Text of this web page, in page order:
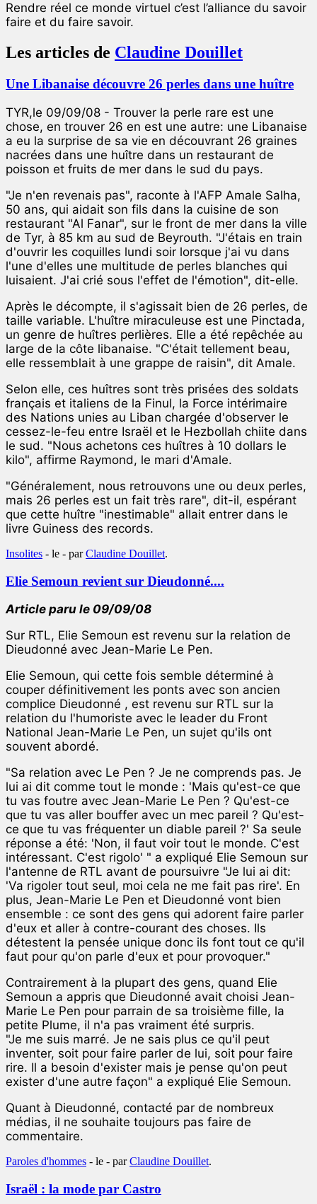
Rendre réel ce monde virtuel c’est l’alliance du savoir
faire et du faire savoir.
Les articles de Claudine Douillet
Une Libanaise découvre 26 perles dans une huître
TYR,le 09/09/08 - Trouver la perle rare est une
chose, en trouver 26 en est une autre: une Libanaise
a eu la surprise de sa vie en découvrant 26 graines
nacrées dans une huître dans un restaurant de
poisson et fruits de mer dans le sud du pays.
"Je n'en revenais pas", raconte à l'AFP Amale Salha,
50 ans, qui aidait son fils dans la cuisine de son
restaurant "Al Fanar", sur le front de mer dans la ville
de Tyr, à 85 km au sud de Beyrouth. "J'étais en train
d'ouvrir les coquilles lundi soir lorsque j'ai vu dans
l'une d'elles une multitude de perles blanches qui
luisaient. J'ai crié sous l'effet de l'émotion", dit-elle.
Après le décompte, il s'agissait bien de 26 perles, de
taille variable. L'huître miraculeuse est une Pinctada,
un genre de huîtres perlières. Elle a été repêchée au
large de la côte libanaise. "C'était tellement beau,
elle ressemblait à une grappe de raisin", dit Amale.
Selon elle, ces huîtres sont très prisées des soldats
français et italiens de la Finul, la Force intérimaire
des Nations unies au Liban chargée d'observer le
cessez-le-feu entre Israël et le Hezbollah chiite dans
le sud. "Nous achetons ces huîtres à 10 dollars le
kilo", affirme Raymond, le mari d'Amale.
"Généralement, nous retrouvons une ou deux perles,
mais 26 perles est un fait très rare", dit-il, espérant
que cette huître "inestimable" allait entrer dans le
livre Guiness des records.
Insolites - le - parClaudine Douillet.
Elie Semoun revient sur Dieudonné....
Article paru le 09/09/08
Sur RTL, Elie Semoun est revenu sur la relation de
Dieudonné avec Jean-Marie Le Pen.
Elie Semoun, qui cette fois semble déterminé à
couper définitivement les ponts avec son ancien
complice Dieudonné , est revenu sur RTL sur la
relation du l'humoriste avec le leader du Front
National Jean-Marie Le Pen, un sujet qu'ils ont
souvent abordé.
"Sa relation avec Le Pen ? Je ne comprends pas. Je
lui ai dit comme tout le monde : 'Mais qu'est-ce que
tu vas foutre avec Jean-Marie Le Pen ? Qu'est-ce
que tu vas aller bouffer avec un mec pareil ? Qu'est-
ce que tu vas fréquenter un diable pareil ?' Sa seule
réponse a été: 'Non, il faut voir tout le monde. C'est
intéressant. C'est rigolo' " a expliqué Elie Semoun sur
l'antenne de RTL avant de poursuivre "Je lui ai dit:
'Va rigoler tout seul, moi cela ne me fait pas rire'. En
plus, Jean-Marie Le Pen et Dieudonné vont bien
ensemble : ce sont des gens qui adorent faire parler
d'eux et aller à contre-courant des choses. Ils
détestent la pensée unique donc ils font tout ce qu'il
faut pour qu'on parle d'eux et pour provoquer."
Contrairement à la plupart des gens, quand Elie
Semoun a appris que Dieudonné avait choisi Jean-
Marie Le Pen pour parrain de sa troisième fille, la
petite Plume, il n'a pas vraiment été surpris.
"Je me suis marré. Je ne sais plus ce qu'il peut
inventer, soit pour faire parler de lui, soit pour faire
rire. Il a besoin d'exister mais je pense qu'on peut
exister d'une autre façon" a expliqué Elie Semoun.
Quant à Dieudonné, contacté par de nombreux
médias, il ne souhaite toujours pas faire de
commentaire.
Paroles d'hommes - le - parClaudine Douillet.
Israël : la mode par Castro